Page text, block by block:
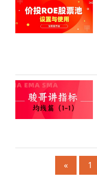
« 1